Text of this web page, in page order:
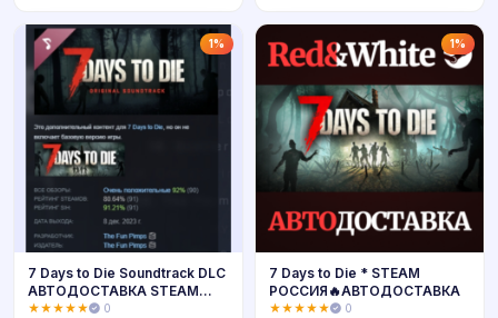
Купить Купить
1%
7 Days to Die Soundtrack DLC
АВТОДОСТАВКА STEAM
РОССИЯ
★★★★★ 0
1%
7 Days to Die * STEAM
РОССИЯ🔥АВТОДОСТАВКА
★★★★★ 0